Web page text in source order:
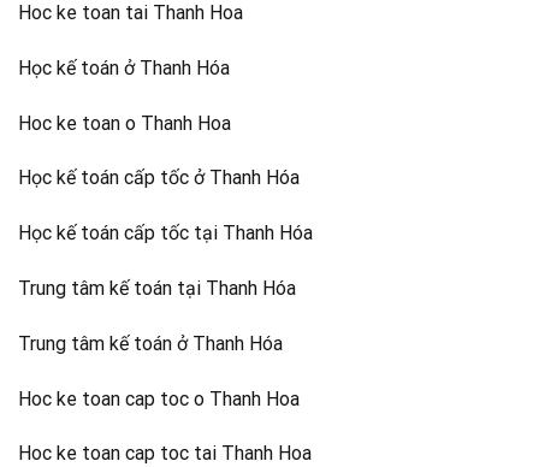
Hoc ke toan tai Thanh Hoa
Học kế toán ở Thanh Hóa
Hoc ke toan o Thanh Hoa
Học kế toán cấp tốc ở Thanh Hóa
Học kế toán cấp tốc tại Thanh Hóa
Trung tâm kế toán tại Thanh Hóa
Trung tâm kế toán ở Thanh Hóa
Hoc ke toan cap toc o Thanh Hoa
Hoc ke toan cap toc tai Thanh Hoa